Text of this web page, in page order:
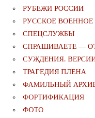
РУБЕЖИ РОССИИ
РУССКОЕ ВОЕННОЕ
СПЕЦСЛУЖБЫ
СПРАШИВАЕТЕ —
СУЖДЕНИЯ.
ТРАГЕДИЯ ПЛЕНА
ФАМИЛЬНЫЙ
ФОРТИФИКАЦИЯ
ФОТО